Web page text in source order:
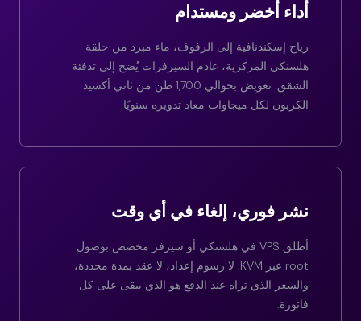
أداء أخضر ومستدام
رياح إسكندنافية إلى الرفوف، ماء مبرد من حلقة
هلسنكي المركزية، عادم السيرفرات يُضخ إلى تدفئة
الشقق. تعويض بحوالي 1,700 طن من ثاني أكسيد
الكربون لكل ميجاوات معاد تدويره سنويًا.
نشر فوري، إلغاء في أي وقت
أطلق VPS في هلسنكي أو سيرفر مخصص بوصول
root عبر KVM. لا رسوم إعداد، لا عقد بمدة محددة،
والسعر الذي تراه عند الدفع هو الذي يبقى على كل
فاتورة.